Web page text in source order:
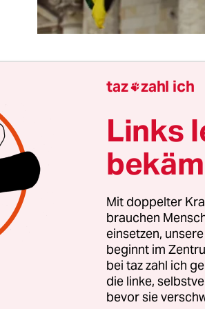
ist kurios. Eigentlich hätten
genug Gründe,unsicher
ja das Lager und gehen
haben sie bereits Richtung
Özdemir & Co mit der FDP,
werden sie alle
Lindner tapfer ertragen
immer geschafft, ihre
könnten, ja sie müssten nervös
wirken vor der ersten
taz zahl ich
Links
Mit doppelter
brauchen
einsetzen,
beginnt im
bei taz zahl ich
die linke,
bevor sie